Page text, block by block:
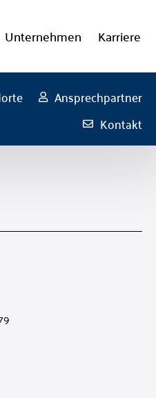
Unternehmen Karriere
Ansprechpartner
Kontakt